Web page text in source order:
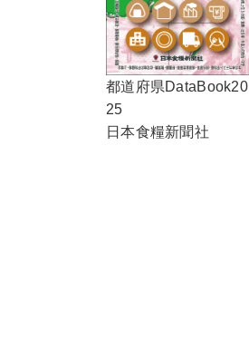
都道府県DataBook20
25
日本食糧新聞社